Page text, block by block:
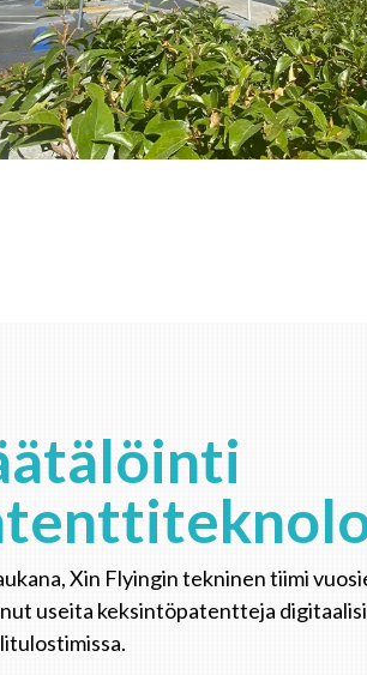
Xin Flyingin tekninen tiimi
useita keksintöpatentteja